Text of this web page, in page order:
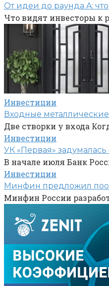
От идеи до раунда A:
Что видят инвесторы к
Инвестиции
Входные
Две створки у входа
Инвестиции
УК «Первая»
В начале июля Банк
Инвестиции
Минфин предложил
Минфин России